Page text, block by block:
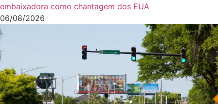
embaixadora como chantagem dos EUA
06/08/2026